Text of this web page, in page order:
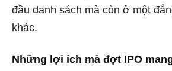
đầu danh sách mà còn ở một
khác.
Những lợi ích mà đợt IPO